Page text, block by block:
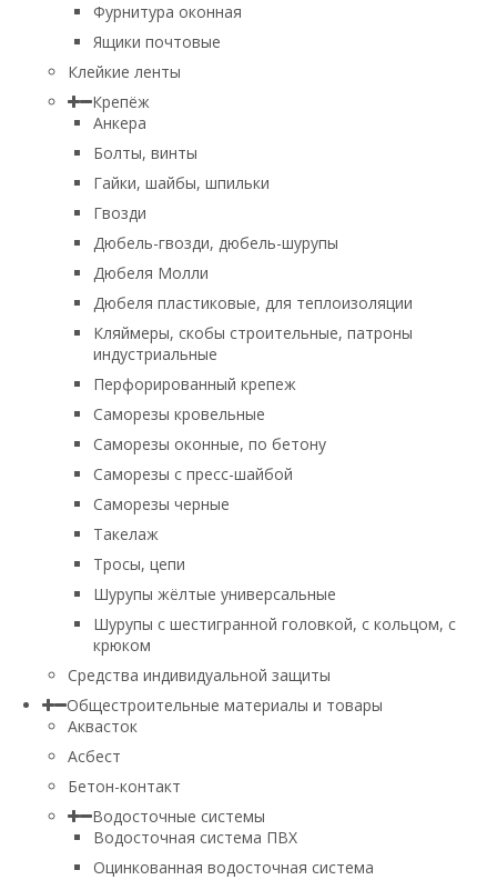
Фурнитура оконная
Ящики почтовые
Клейкие ленты
Крепёж
Анкера
Болты, винты
Гайки, шайбы, шпильки
Гвозди
Дюбель-гвозди, дюбель-шурупы
Дюбеля Молли
Дюбеля пластиковые, для теплоизоляции
Кляймеры, скобы строительные, патроны
индустриальные
Перфорированный крепеж
Саморезы кровельные
Саморезы оконные, по бетону
Саморезы с пресс-шайбой
Саморезы черные
Такелаж
Тросы, цепи
Шурупы жёлтые универсальные
Шурупы с шестигранной головкой, с кольцом, с
крюком
Средства индивидуальной защиты
Общестроительные материалы и товары
Аквасток
Асбест
Бетон-контакт
Водосточные системы
Водосточная система ПВХ
Оцинкованная водосточная система